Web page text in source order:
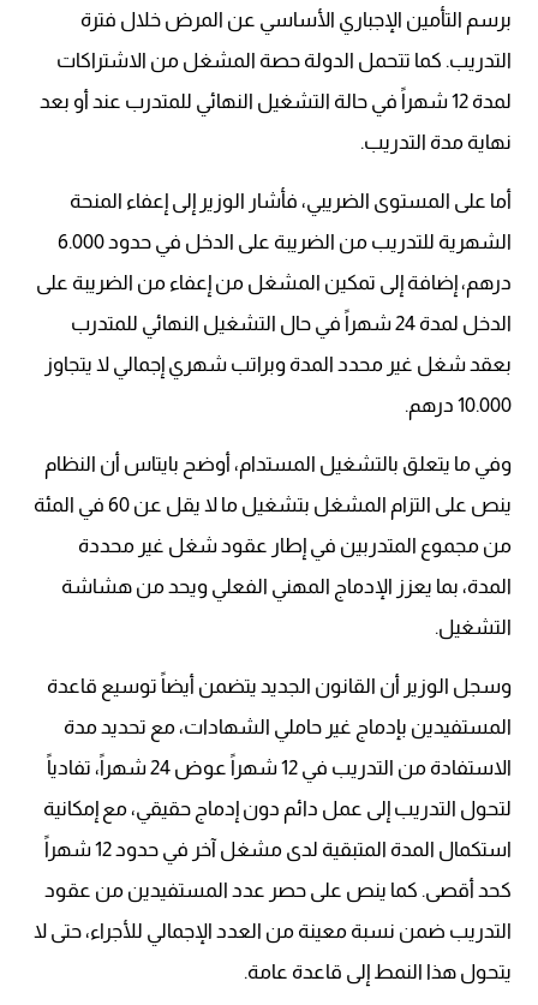
برسم التأمين الإجباري الأساسي عن المرض خلال فترة
التدريب. كما تتحمل الدولة حصة المشغل من الاشتراكات
لمدة 12 شهراً في حالة التشغيل النهائي للمتدرب عند أو بعد
نهاية مدة التدريب.
أما على المستوى الضريبي، فأشار الوزير إلى إعفاء المنحة
الشهرية للتدريب من الضريبة على الدخل في حدود 6.000
درهم، إضافة إلى تمكين المشغل من إعفاء من الضريبة على
الدخل لمدة 24 شهراً في حال التشغيل النهائي للمتدرب
بعقد شغل غير محدد المدة وبراتب شهري إجمالي لا يتجاوز
10.000 درهم.
وفي ما يتعلق بالتشغيل المستدام، أوضح بايتاس أن النظام
ينص على التزام المشغل بتشغيل ما لا يقل عن 60 في المئة
من مجموع المتدربين في إطار عقود شغل غير محددة
المدة، بما يعزز الإدماج المهني الفعلي ويحد من هشاشة
التشغيل.
وسجل الوزير أن القانون الجديد يتضمن أيضاً توسيع قاعدة
المستفيدين بإدماج غير حاملي الشهادات، مع تحديد مدة
الاستفادة من التدريب في 12 شهراً عوض 24 شهراً، تفادياً
لتحول التدريب إلى عمل دائم دون إدماج حقيقي، مع إمكانية
استكمال المدة المتبقية لدى مشغل آخر في حدود 12 شهراً
كحد أقصى. كما ينص على حصر عدد المستفيدين من عقود
التدريب ضمن نسبة معينة من العدد الإجمالي للأجراء، حتى لا
يتحول هذا النمط إلى قاعدة عامة.